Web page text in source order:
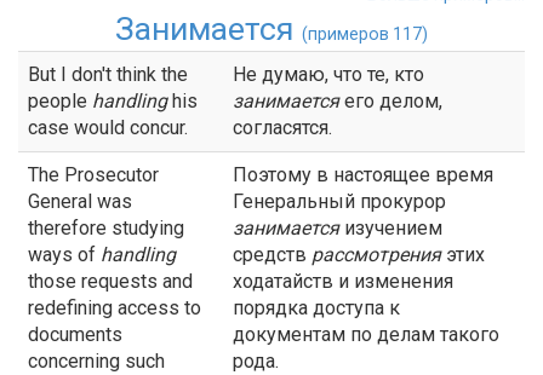
Занимается (примеров 117)
But I don't think the
people handlinghis
case would concur.
Не думаю, что те, кто
занимаетсяего делом,
согласятся.
The Prosecutor
General was
therefore studying
ways of handling
those requests and
redefining access to
documents
concerning such
Поэтому в настоящее время
Генеральный прокурор
занимаетсяизучением
средств рассмотренияэтих
ходатайств и изменения
порядка доступа к
документам по делам такого
рода.